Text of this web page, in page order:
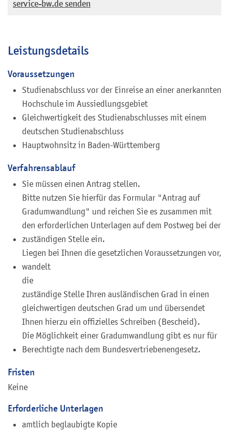
service-bw.de senden
Leistungsdetails
Voraussetzungen
Studienabschluss vor der Einreise an einer anerkannten
Hochschule im Aussiedlungsgebiet
Gleichwertigkeit des Studienabschlusses mit einem
deutschen Studienabschluss
Hauptwohnsitz in Baden-Württemberg
Verfahrensablauf
Sie müssen einen Antrag stellen.
Bitte nutzen Sie hierfür das Formular "Antrag auf
Gradumwandlung" und reichen Sie es zusammen mit
den erforderlichen Unterlagen auf dem Postweg bei der
zuständigen Stelle ein.
Liegen bei Ihnen die gesetzlichen Voraussetzungen vor,
wandelt
die
zuständige Stelle Ihren ausländischen Grad in einen
gleichwertigen deutschen Grad um und übersendet
Ihnen hierzu ein offizielles Schreiben (Bescheid).
Die Möglichkeit einer Gradumwandlung gibt es nur für
Berechtigte nach dem Bundesvertriebenengesetz.
Fristen
Keine
Erforderliche Unterlagen
amtlich beglaubigte Kopie